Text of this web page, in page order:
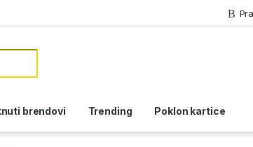
brendovi Trending Poklon kartice